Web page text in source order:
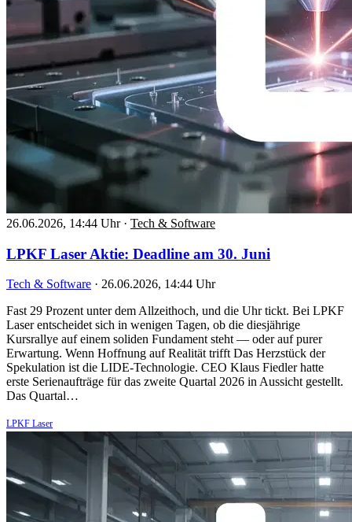
26.06.2026, 14:44 Uhr · Tech & Software
LPKF Laser Aktie: Deadline am 30. Juni
Tech & Software · 26.06.2026, 14:44 Uhr
Fast 29 Prozent unter dem Allzeithoch, und die Uhr tickt. Bei LPKF
Laser entscheidet sich in wenigen Tagen, ob die diesjährige
Kursrallye auf einem soliden Fundament steht — oder auf purer
Erwartung. Wenn Hoffnung auf Realität trifft Das Herzstück der
Spekulation ist die LIDE-Technologie. CEO Klaus Fiedler hatte
erste Serienaufträge für das zweite Quartal 2026 in Aussicht gestellt.
Das Quartal…
LPKF Laser